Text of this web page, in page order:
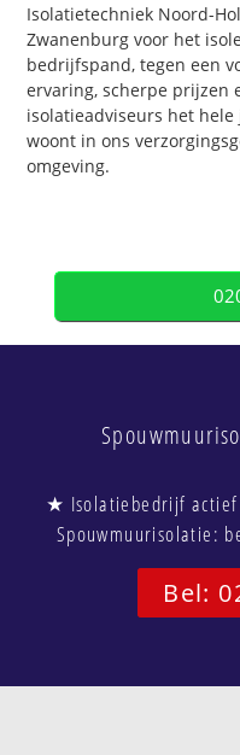
Isolatietechniek Noord-
Zwanenburg voor het
bedrijfspand, tegen een
ervaring, scherpe prijzen
isolatieadviseurs het
woont in ons
omgeving.
★ Isolatiebedrijf actief
Spouwmuurisolatie:
Bel: